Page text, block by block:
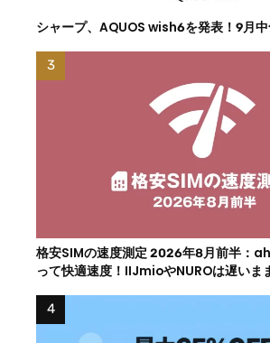
シャープ、AQUOS wish6を発表！9月
格安SIMの速度測定 2026年8月前半：
って快適速度！IIJmioやNUROは遅いま